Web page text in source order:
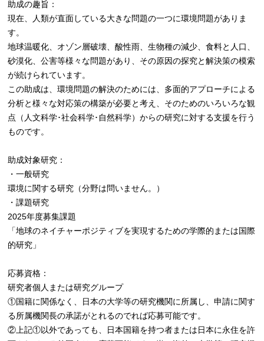
助成の趣旨：
現在、人類が直面している大きな問題の一つに環境問題がありま
す。
地球温暖化、オゾン層破壊、酸性雨、生物種の減少、食料と人口、
砂漠化、公害等様々な問題があり、その原因の探究と解決策の模索
が続けられています。
この助成は、環境問題の解決のためには、多面的アプローチによる
分析と様々な対応策の構築が必要と考え、そのためのいろいろな観
点（人文科学･社会科学･自然科学）からの研究に対する支援を行う
ものです。
助成対象研究：
・一般研究
環境に関する研究（分野は問いません。）
・課題研究
2025年度募集課題
「地球のネイチャーポジティブを実現するための学際的または国際
的研究」
応募資格：
研究者個人または研究グループ
①国籍に関係なく、日本の大学等の研究機関に所属し、申請に関す
る所属機関長の承諾がとれるのでれば応募可能です。
②上記①以外であっても、日本国籍を持つ者または日本に永住を許